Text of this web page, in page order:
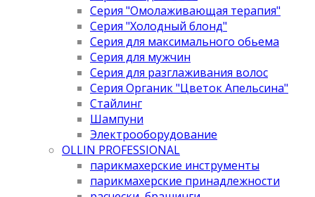
Серия "Омолаживающая терапия"
Серия "Холодный блонд"
Серия для максимального обьема
Серия для мужчин
Серия для разглаживания волос
Серия Органик "Цветок Апельсина"
Стайлинг
Шампуни
Электрооборудование
OLLIN PROFESSIONAL
парикмахерские инструменты
парикмахерские принадлежности